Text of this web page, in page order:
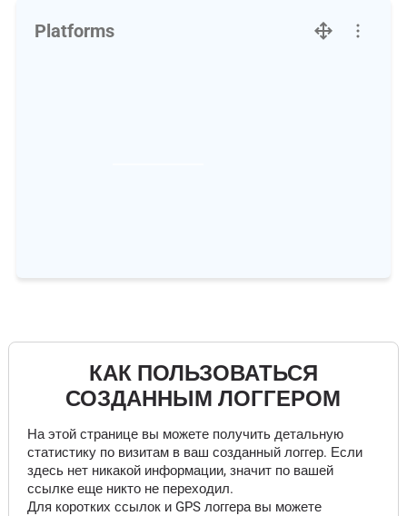
Platforms
КАК ПОЛЬЗОВАТЬСЯ
СОЗДАННЫМ ЛОГГЕРОМ
На этой странице вы можете получить детальную
статистику по визитам в ваш созданный логгер. Если
здесь нет никакой информации, значит по вашей
ссылке еще никто не переходил.
Для коротких ссылок и GPS логгера вы можете